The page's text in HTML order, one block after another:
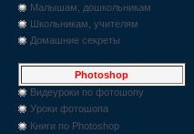
Малышам, дошкольникам
Школьникам, учителям
Домашние секреты
Photoshop
Видеуроки по фотошопу
Уроки фотошопа
Книги по Photoshop